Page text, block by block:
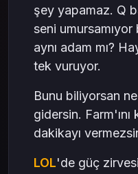
şey yapamaz. Q
seni
aynı adam mı?
tek vuruyor.
Bunu biliyorsan
gidersin.
dakikayı
LOL'de güç